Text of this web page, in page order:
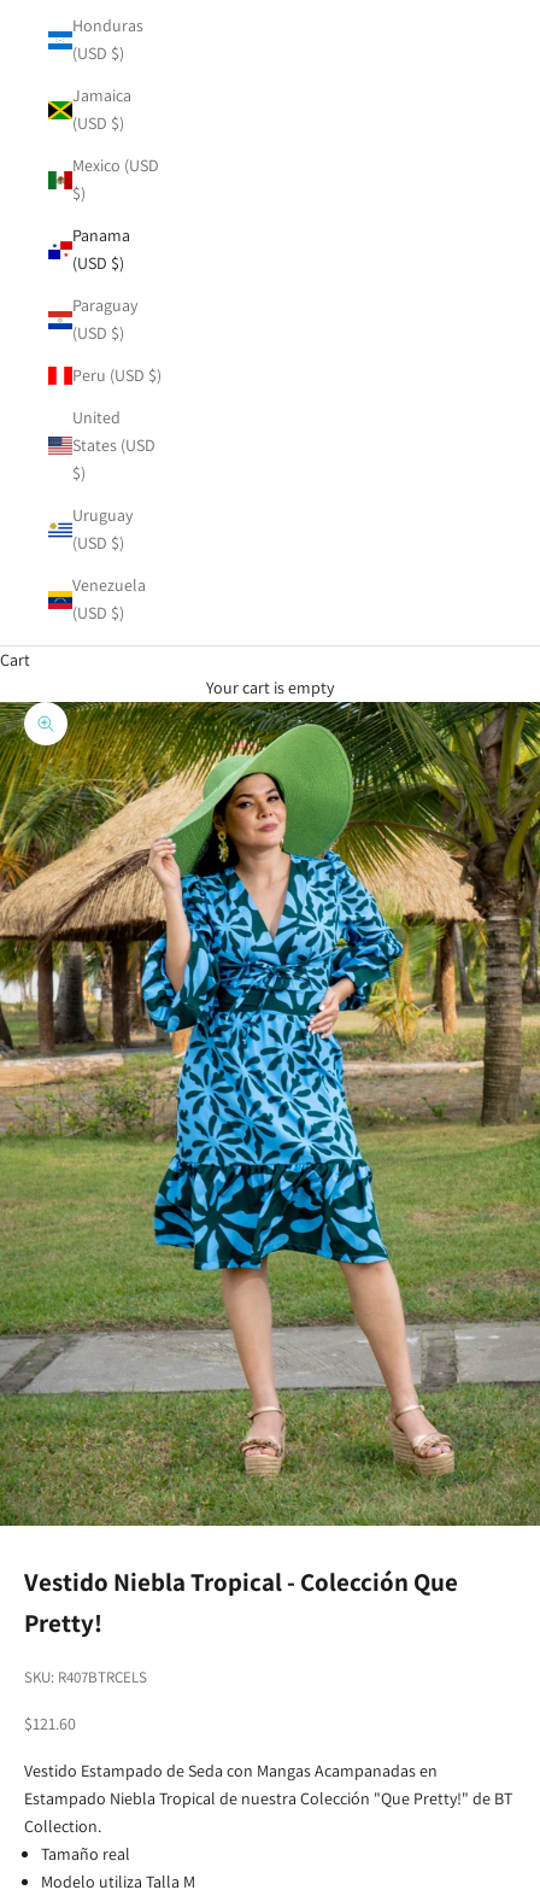
Honduras
(USD $)
Jamaica
(USD $)
Mexico (USD
$)
Panama
(USD $)
Paraguay
(USD $)
Peru (USD $)
United
States (USD
$)
Uruguay
(USD $)
Venezuela
(USD $)
Cart
Your cart is empty
Zoom picture
Vestido Niebla Tropical - Colección Que
Pretty!
SKU: R407BTRCELS
Sale price
$121.60
Vestido Estampado de Seda con Mangas Acampanadas en
Estampado Niebla Tropical de nuestra Colección "Que Pretty!" de BT
Collection.
Tamaño real
Modelo utiliza Talla M